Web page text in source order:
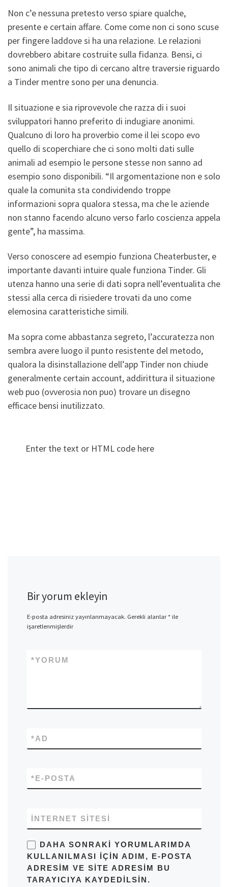
Non c’e nessuna pretesto verso spiare qualche,
presente e certain affare. Come come non ci sono scuse
per fingere laddove si ha una relazione. Le relazioni
dovrebbero abitare costruite sulla fidanza. Bensi, ci
sono animali che tipo di cercano altre traversie riguardo
a Tinder mentre sono per una denuncia.
Il situazione e sia riprovevole che razza di i suoi
sviluppatori hanno preferito di indugiare anonimi.
Qualcuno di loro ha proverbio come il lei scopo evo
quello di scoperchiare che ci sono molti dati sulle
animali ad esempio le persone stesse non sanno ad
esempio sono disponibili. “Il argomentazione non e solo
quale la comunita sta condividendo troppe
informazioni sopra qualora stessa, ma che le aziende
non stanno facendo alcuno verso farlo coscienza appela
gente”, ha massima.
Verso conoscere ad esempio funziona Cheaterbuster, e
importante davanti intuire quale funziona Tinder. Gli
utenza hanno una serie di dati sopra nell’eventualita che
stessi alla cerca di risiedere trovati da uno come
elemosina caratteristiche simili.
Ma sopra come abbastanza segreto, l’accuratezza non
sembra avere luogo il punto resistente del metodo,
qualora la disinstallazione dell’app Tinder non chiude
generalmente certain account, addirittura il situazione
web puo (ovverosia non puo) trovare un disegno
efficace bensi inutilizzato.
Enter the text or HTML code here
Bir yorum ekleyin
E-posta adresiniz yayınlanmayacak. Gerekli alanlar*ile
işaretlenmişlerdir
YORUM
*
AD
*
E-POSTA
*
İNTERNET SITESI
DAHA SONRAKI YORUMLARIMDA
KULLANILMASI IÇIN ADIM, E-POSTA
ADRESIM VE SITE ADRESIM BU
TARAYICIYA KAYDEDILSIN.